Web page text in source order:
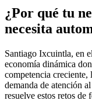
¿Por qué tu
necesita
Santiago Ixcuintla, en
economía dinámica
competencia creciente,
demanda de atención
resuelve estos retos de